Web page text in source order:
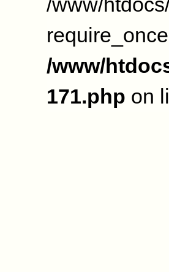
/www/
/www/
171.php on